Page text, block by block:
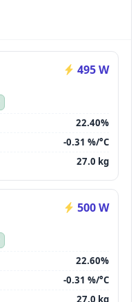
495 W
22.40%
-0.31 %/°C
27.0 kg
500 W
22.60%
-0.31 %/°C
27.0 kg